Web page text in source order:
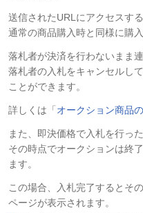
送信されたURLにアクセスす
通常の商品購入時と同様に購
落札者が決済を行わないまま
落札者の入札をキャンセルし
ことができます。
詳しくは「 オークション商品
また、即決価格で入札を行っ
その時点でオークションは終
ます。
この場合、入札完了するとそ
ページが表示されます。